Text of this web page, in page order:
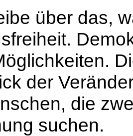
über das,
der
die
suchen.